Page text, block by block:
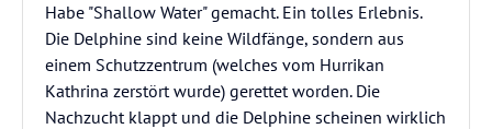
Habe "Shallow Water" gemacht. Ein tolles Erlebnis.
Die Delphine sind keine Wildfänge, sondern aus
einem Schutzzentrum (welches vom Hurrikan
Kathrina zerstört wurde) gerettet worden. Die
Nachzucht klappt und die Delphine scheinen wirklich